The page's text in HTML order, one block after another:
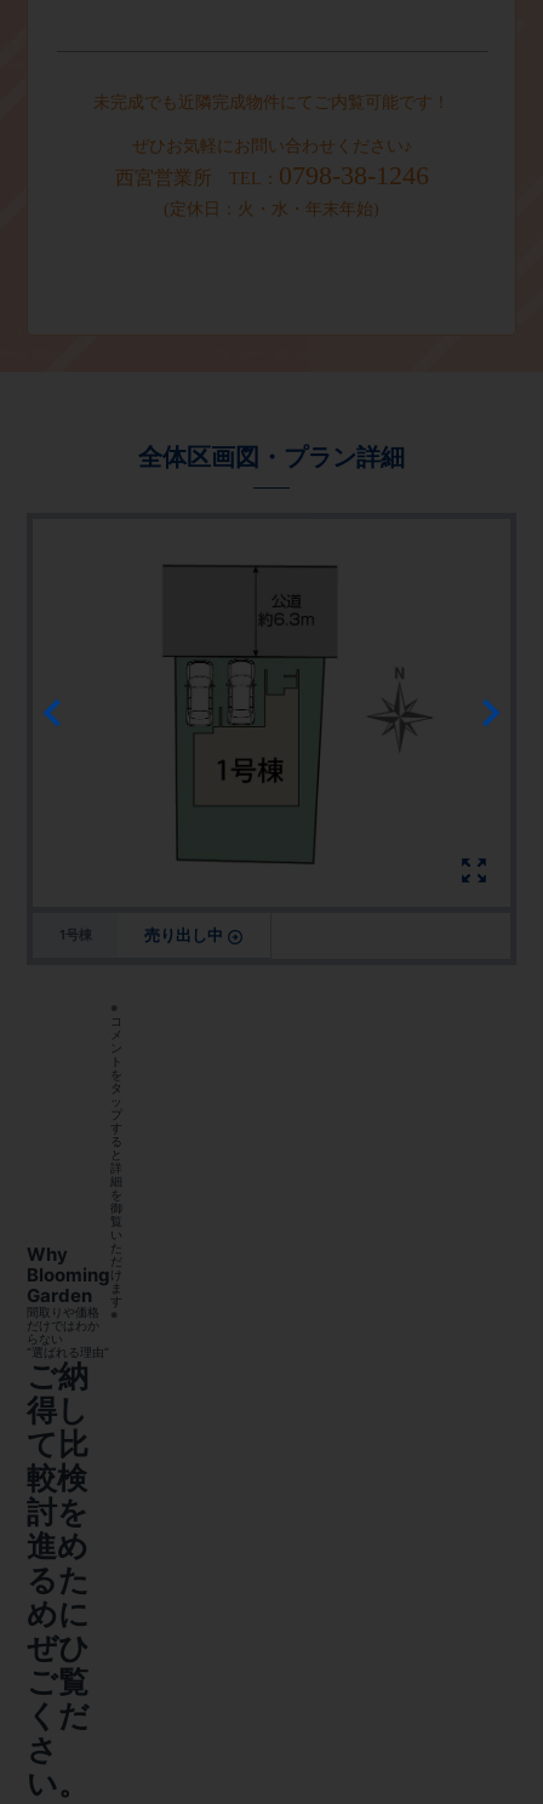
未完成でも近隣完成物件にてご内覧可能です！
ぜひお気軽にお問い合わせください♪
西宮営業所 TEL ： 0798-38-1246
( 定休日：火・水・年末年始 )
全体区画図・プラン詳細
1号棟 売り出し中
Why
Blooming
Garden
間取りや価格
だけではわか
らない
“選ばれる理由”
ご納
得し
て比
較検
討を
進め
るた
めに
ぜひ
ご覧
くだ
さ
い。
※
コ
メ
ン
ト
を
タ
ッ
プ
す
る
と
詳
細
を
御
覧
い
た
だ
け
ま
す
※